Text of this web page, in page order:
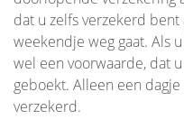
dat u zelfs verzekerd
weekendje weg gaat. Als
wel een voorwaarde, dat
geboekt. Alleen een
verzekerd.